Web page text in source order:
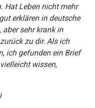
Hat Leben nicht mehr
erklären in deutsche
aber sehr krank in
zu dir. Als ich
ich gefunden ein Brief
wissen,